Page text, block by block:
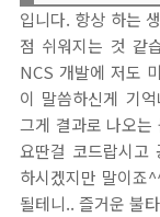
입니다. 항상 하는
점 쉬워지는 것 같
NCS 개발에 저도
이 말씀하신게 기
그게 결과로 나오는
요딴걸 코드랍시고
하시겠지만 말이죠
될테니.. 즐거운 불